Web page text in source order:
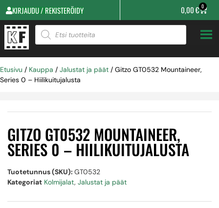
KIRJAUDU / REKISTERÖIDY 0,00€ 0
Etusivu / Kauppa / Jalustat ja päät / Gitzo GT0532 Mountaineer,
Series 0 – Hiilikuitujalusta
GITZO GT0532 MOUNTAINEER,
SERIES 0 – HIILIKUITUJALUSTA
Tuotetunnus (SKU): GT0532
Kategoriat Kolmijalat, Jalustat ja päät